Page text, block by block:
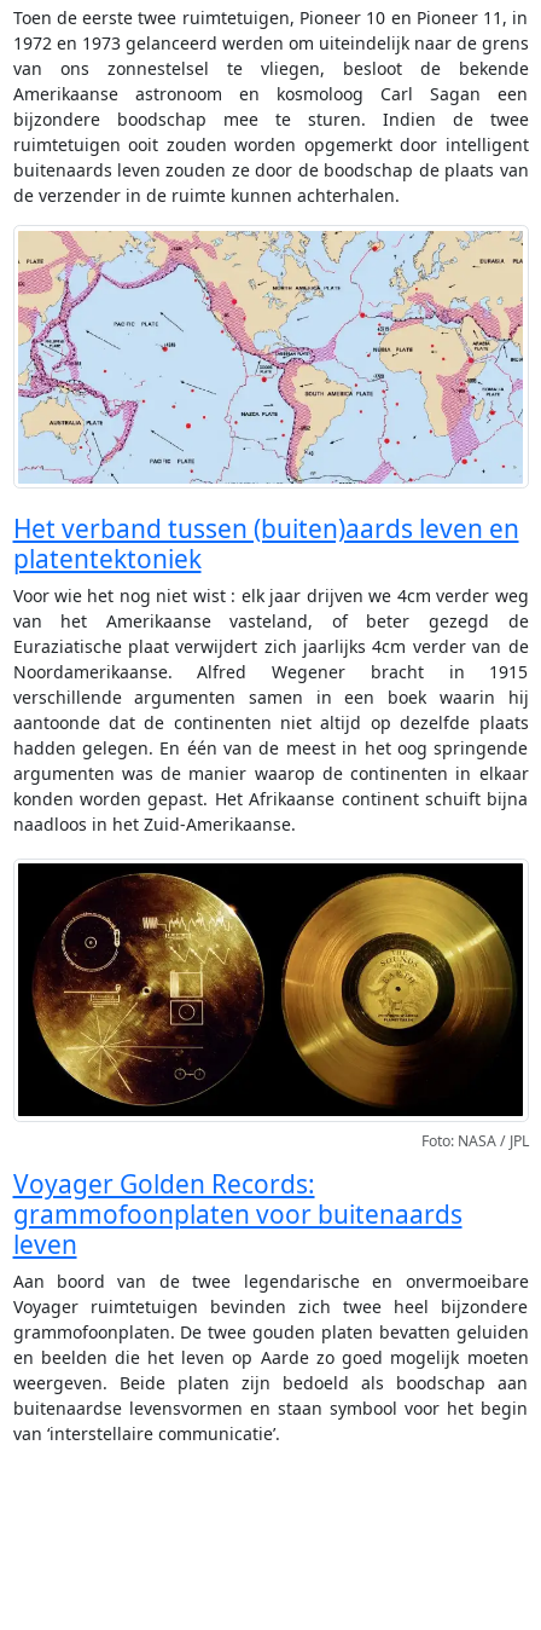
Toen de eerste twee ruimtetuigen, Pioneer 10 en Pioneer 11, in
1972 en 1973 gelanceerd werden om uiteindelijk naar de grens
van ons zonnestelsel te vliegen, besloot de bekende
Amerikaanse astronoom en kosmoloog Carl Sagan een
bijzondere boodschap mee te sturen. Indien de twee
ruimtetuigen ooit zouden worden opgemerkt door intelligent
buitenaards leven zouden ze door de boodschap de plaats van
de verzender in de ruimte kunnen achterhalen.
Het verband tussen (buiten)aards leven en
platentektoniek
Voor wie het nog niet wist : elk jaar drijven we 4cm verder weg
van het Amerikaanse vasteland, of beter gezegd de
Euraziatische plaat verwijdert zich jaarlijks 4cm verder van de
Noordamerikaanse. Alfred Wegener bracht in 1915
verschillende argumenten samen in een boek waarin hij
aantoonde dat de continenten niet altijd op dezelfde plaats
hadden gelegen. En één van de meest in het oog springende
argumenten was de manier waarop de continenten in elkaar
konden worden gepast. Het Afrikaanse continent schuift bijna
naadloos in het Zuid-Amerikaanse.
Foto: NASA / JPL
Voyager Golden Records:
grammofoonplaten voor buitenaards
leven
Aan boord van de twee legendarische en onvermoeibare
Voyager ruimtetuigen bevinden zich twee heel bijzondere
grammofoonplaten. De twee gouden platen bevatten geluiden
en beelden die het leven op Aarde zo goed mogelijk moeten
weergeven. Beide platen zijn bedoeld als boodschap aan
buitenaardse levensvormen en staan symbool voor het begin
van ‘interstellaire communicatie’.